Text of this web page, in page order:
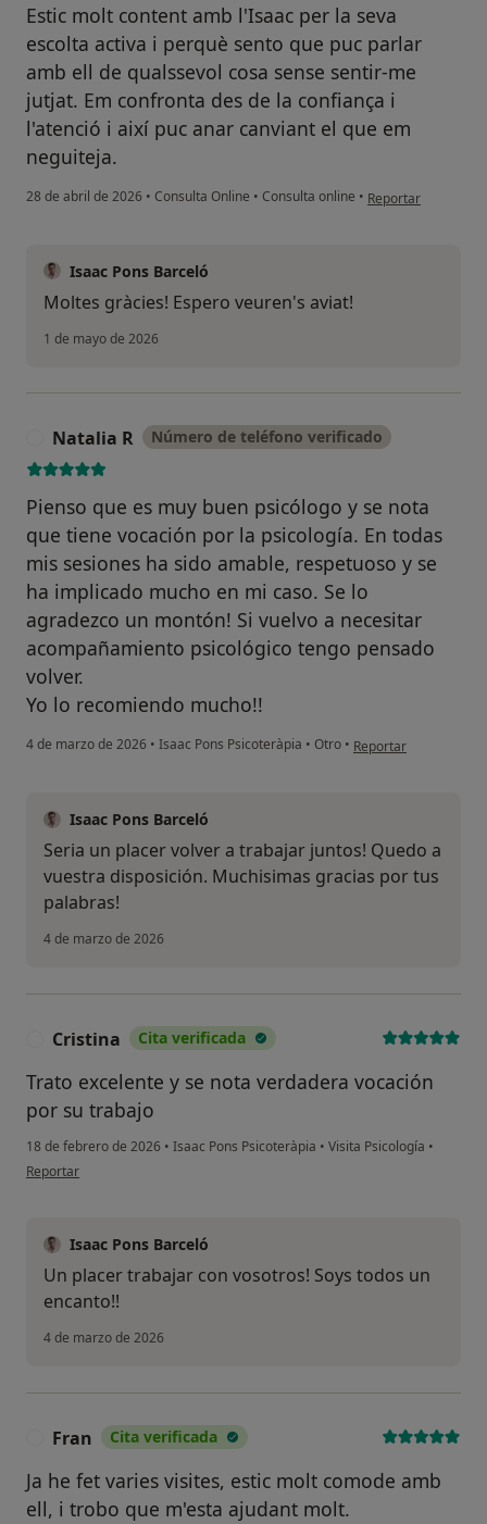
Estic molt content amb l'Isaac per la seva
escolta activa i perquè sento que puc parlar
amb ell de qualssevol cosa sense sentir-me
jutjat. Em confronta des de la confiança i
l'atenció i així puc anar canviant el que em
neguiteja.
28 de abril de 2026 • Consulta Online • Consulta online • en opinión del
Reportar
Isaac Pons Barceló
Moltes gràcies! Espero veuren's aviat!
1 de mayo de 2026
Natalia R Número de teléfono verificado
Pienso que es muy buen psicólogo y se nota
que tiene vocación por la psicología. En todas
mis sesiones ha sido amable, respetuoso y se
ha implicado mucho en mi caso. Se lo
agradezco un montón! Si vuelvo a necesitar
acompañamiento psicológico tengo pensado
volver.
Yo lo recomiendo mucho!!
4 de marzo de 2026 • Isaac Pons Psicoteràpia • Otro • en opinión del
Reportar
Isaac Pons Barceló
Seria un placer volver a trabajar juntos! Quedo a
vuestra disposición. Muchisimas gracias por tus
palabras!
4 de marzo de 2026
Cristina Cita verificada
Trato excelente y se nota verdadera vocación
por su trabajo
18 de febrero de 2026 • Isaac Pons Psicoteràpia • Visita Psicología •
en opinión del usuario Cristina
Reportar
Isaac Pons Barceló
Un placer trabajar con vosotros! Soys todos un
encanto!!
4 de marzo de 2026
Fran Cita verificada
Ja he fet varies visites, estic molt comode amb
ell, i trobo que m'esta ajudant molt.